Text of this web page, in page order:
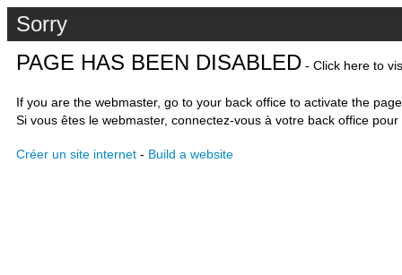
Sorry
PAGE HAS BEEN DISABLED - Click here to
If you are the webmaster, go to your back office to activate the
Si vous êtes le webmaster, connectez-vous à votre back office
Créer un site internet - Build a website